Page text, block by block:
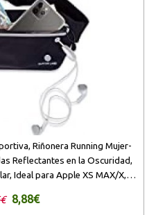
Riñonera Running Mujer-
Reflectantes en la Oscuridad,
Ideal para Apple XS MAX/X,
8,88€